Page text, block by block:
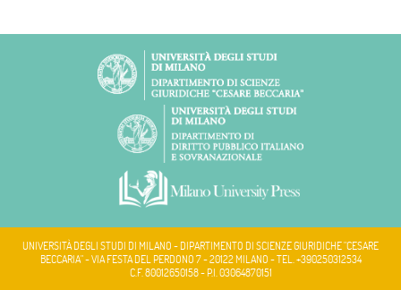
UNIVERSITÀ DEGLI STUDI DI MILANO - DIPARTIMENTO DI SCIENZE GIURIDICHE "CESARE
BECCARIA" - VIA FESTA DEL PERDONO 7 - 20122 MILANO - TEL. +390250312534
C.F. 80012650158 - P.I. 03064870151